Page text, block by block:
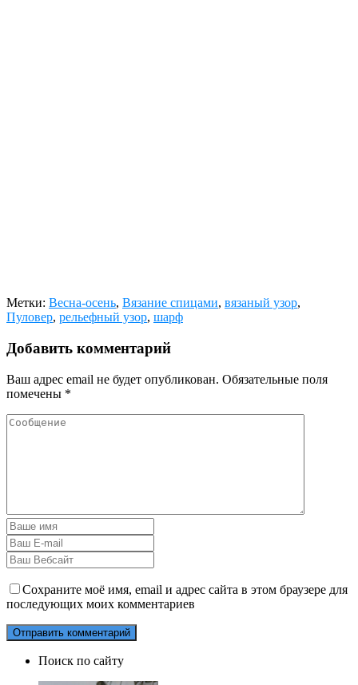
Метки: Весна-осень, Вязание спицами, вязаный узор,
Пуловер, рельефный узор, шарф
Добавить комментарий
Ваш адрес email не будет опубликован. Обязательные поля
помечены *
Сохраните моё имя, email и адрес сайта в этом браузере для
последующих моих комментариев
Поиск по сайту